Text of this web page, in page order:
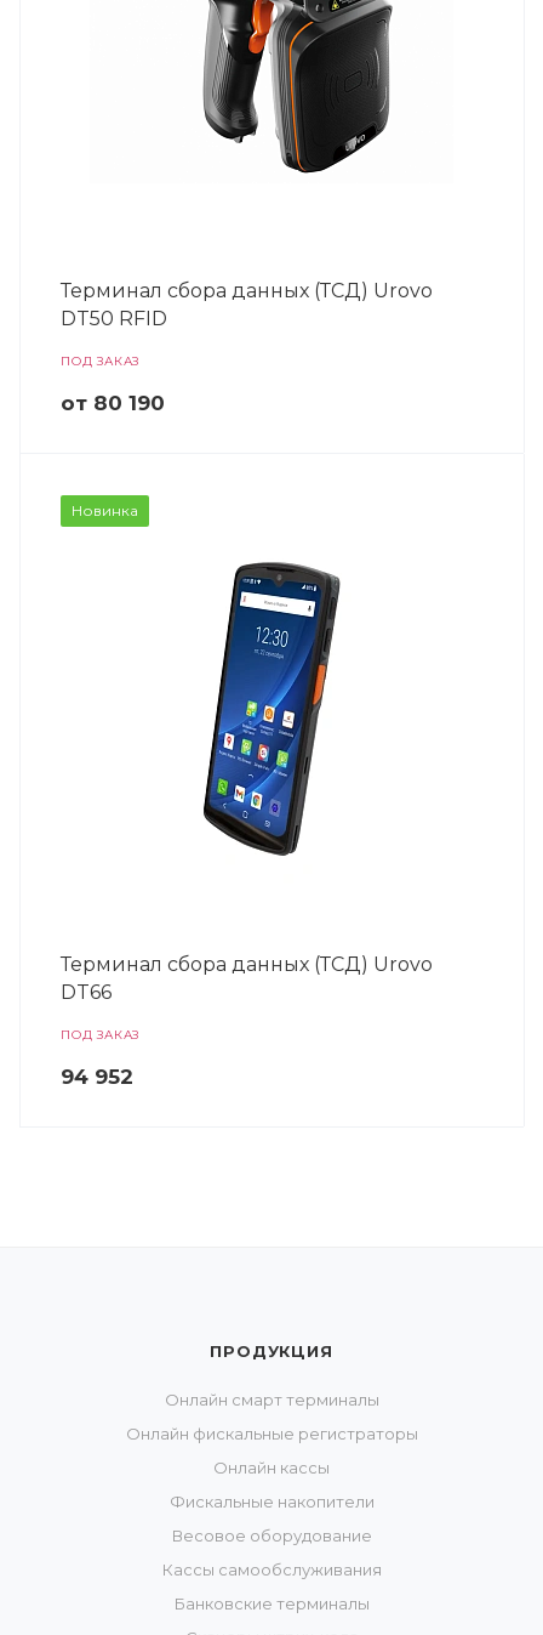
Терминал сбора данных (ТСД) Urovo
DT50 RFID
ПОД ЗАКАЗ
от 80 190
Новинка
Терминал сбора данных (ТСД) Urovo
DT66
ПОД ЗАКАЗ
94 952
ПРОДУКЦИЯ
Онлайн смарт терминалы
Онлайн фискальные регистраторы
Онлайн кассы
Фискальные накопители
Весовое оборудование
Кассы самообслуживания
Банковские терминалы